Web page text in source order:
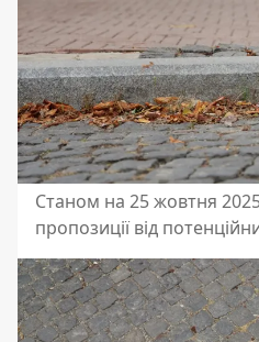
Станом на 25 жовтня
пропозиції від